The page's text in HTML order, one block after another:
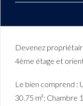
Devenez
4ème étage et
Le bien comprend :
30.75 m²; Chambre